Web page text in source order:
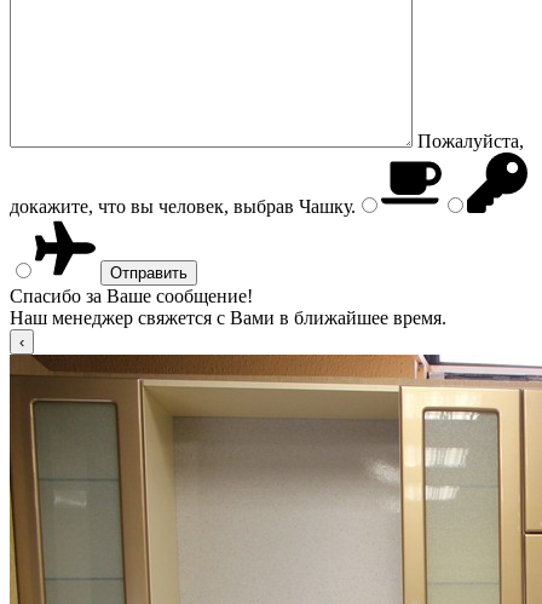
Пожалуйста,
докажите, что вы человек, выбрав Чашку.
Спасибо за Ваше сообщение!
Наш менеджер свяжется с Вами в ближайшее время.